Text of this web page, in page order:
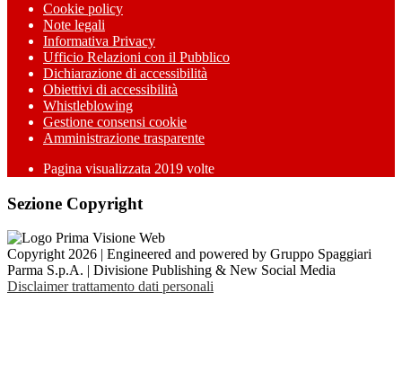
Cookie policy
Note legali
Informativa Privacy
Ufficio Relazioni con il Pubblico
Dichiarazione di accessibilità
Obiettivi di accessibilità
Whistleblowing
Gestione consensi cookie
Amministrazione trasparente
Pagina visualizzata 2019 volte
Sezione Copyright
Copyright 2026 | Engineered and powered by Gruppo Spaggiari
Parma S.p.A. | Divisione Publishing & New Social Media
Disclaimer trattamento dati personali